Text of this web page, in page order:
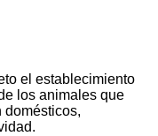
el establecimiento
los animales que
domésticos,